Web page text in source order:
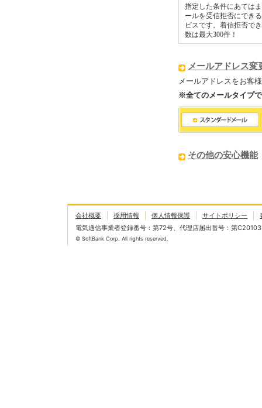
指定した条件にあては
ールを受信拒否にでき
ビスです。着信拒否で
数は最大300件！
メールアドレス変
メールアドレスをお客
※全てのメールタイプ
その他の安心機能
会社概要 採用情報 個人情報保護 サイトポリシー
電気通信事業者登録番号：第72号、代理店届出番号：第
© SoftBank Corp. All rights reserved.